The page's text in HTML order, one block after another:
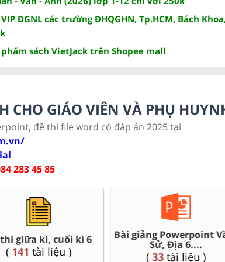
ĐGNL các trường ĐHQGHN, Tp.HCM, Bách
sách VietJack trên Shopee mall
CHO GIÁO VIÊN VÀ PHỤ
đề thi file word có đáp án 2025 tại
283 45 85
Bài giảng Powerpoint Văn,
Sử, Địa 6....
(33 tài liệu )
Giáo án
(64tài